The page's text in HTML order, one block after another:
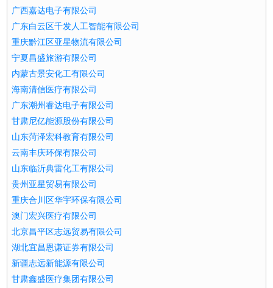
广西嘉达电子有限公司
广东白云区千发人工智能有限公司
重庆黔江区亚星物流有限公司
宁夏昌盛旅游有限公司
内蒙古景安化工有限公司
海南清信医疗有限公司
广东潮州睿达电子有限公司
甘肃尼亿能源股份有限公司
山东菏泽宏科教育有限公司
云南丰庆环保有限公司
山东临沂典雷化工有限公司
贵州亚星贸易有限公司
重庆合川区华宇环保有限公司
澳门宏兴医疗有限公司
北京昌平区志远贸易有限公司
湖北宜昌恩谦证券有限公司
新疆志远新能源有限公司
甘肃鑫盛医疗集团有限公司